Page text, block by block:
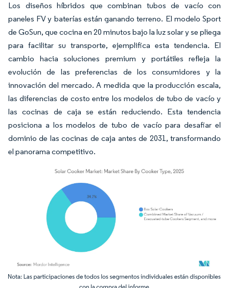
Los diseños híbridos que combinan tubos de vacío con
paneles FV y baterías están ganando terreno. El modelo Sport
de GoSun, que cocina en 20 minutos bajo la luz solar y se pliega
para facilitar su transporte, ejemplifica esta tendencia. El
cambio hacia soluciones premium y portátiles refleja la
evolución de las preferencias de los consumidores y la
innovación del mercado. A medida que la producción escala,
las diferencias de costo entre los modelos de tubo de vacío y
las cocinas de caja se están reduciendo. Esta tendencia
posiciona a los modelos de tubo de vacío para desafiar el
dominio de las cocinas de caja antes de 2031, transformando
el panorama competitivo.
Imagen © Mordor Intelligence. El uso requiere atribución según CC BY 4.0.